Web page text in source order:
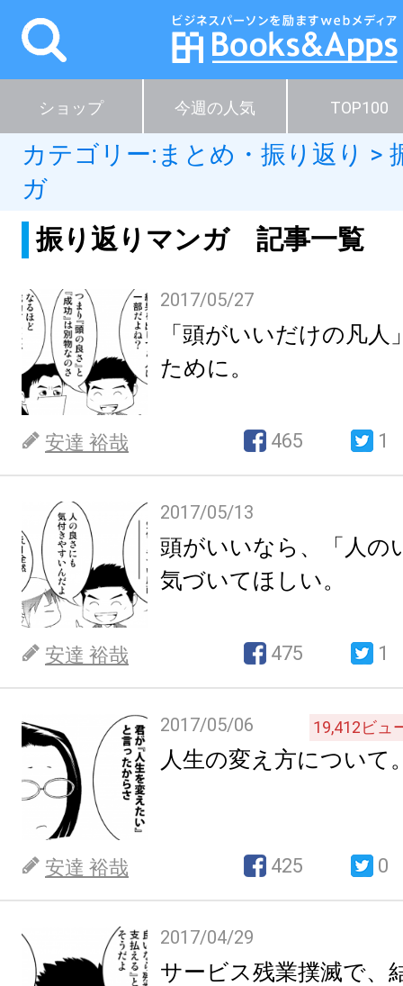
ショップ 今週の人気 TOP100
カテゴリー: まとめ・振り返り >
ガ
振り返りマンガ 記事一覧
2017/05/27
「頭がいいだけの凡
ために。
安達 裕哉 465 1
2017/05/13
頭がいいなら、「人の
気づいてほしい。
安達 裕哉 475 1
2017/05/06 19,412ビュ
人生の変え方について
安達 裕哉 425 0
2017/04/29
サービス残業撲滅で、